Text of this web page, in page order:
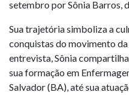
setembro por Sônia Barros,
Sua trajetória simboliza a
conquistas do movimento
entrevista, Sônia
sua formação em
Salvador (BA), até sua